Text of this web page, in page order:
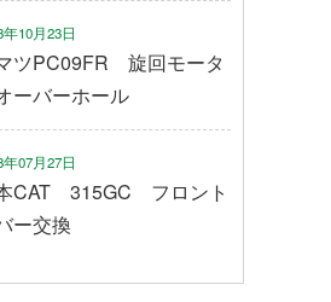
年10月23日
ツPC09FR 旋回モータ
ーバーホール
年07月27日
CAT 315GC フロント
ー交換